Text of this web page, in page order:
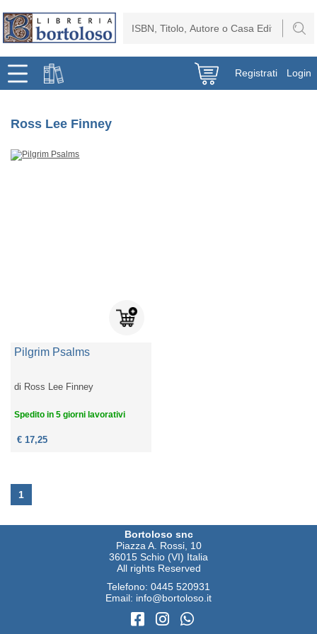
Registrati Login
Ross Lee Finney
Pilgrim Psalms
di Ross Lee Finney
Spedito in 5 giorni lavorativi
€ 17,25
1
Bortoloso snc
Piazza A. Rossi, 10
36015 Schio (VI) Italia
All rights Reserved
Telefono: 0445 520931
Email: info@bortoloso.it